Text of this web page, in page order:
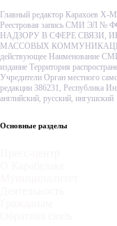
Главный редактор Карахоев Х-
Реестровая запись СМИ ЭЛ
НАДЗОРУ В СФЕРЕ
МАССОВЫХ КОММУНИКАЦИЙ
действующее Наименование
издание Территория
Учредители Орган местного
редакции 386231, Республика
английский, русский, ингушский
Основные разделы